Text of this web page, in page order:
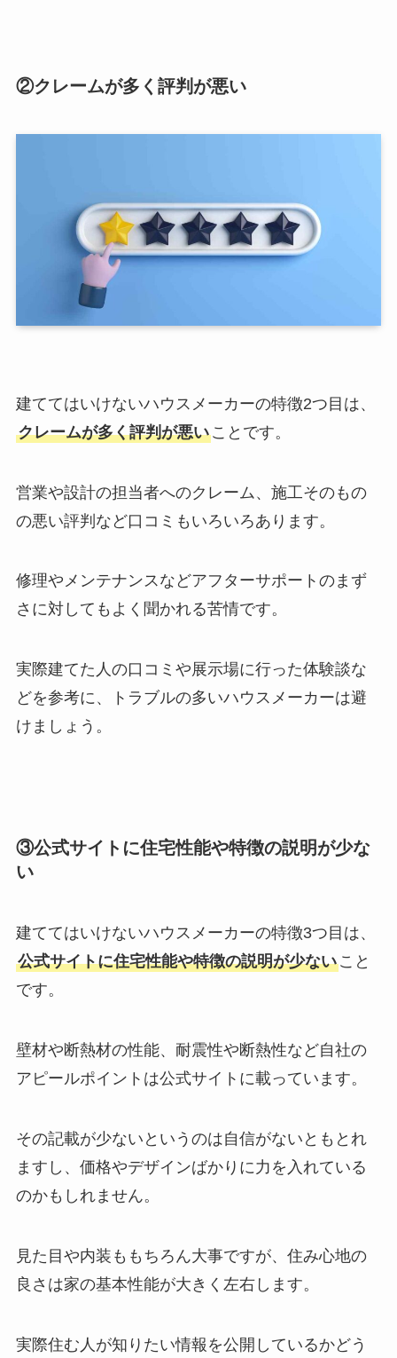
②クレームが多く評判が悪い
建ててはいけないハウスメーカーの特徴2つ目は、
クレームが多く評判が悪いことです。
営業や設計の担当者へのクレーム、施工そのもの
の悪い評判など口コミもいろいろあります。
修理やメンテナンスなどアフターサポートのまず
さに対してもよく聞かれる苦情です。
実際建てた人の口コミや展示場に行った体験談な
どを参考に、トラブルの多いハウスメーカーは避
けましょう。
③公式サイトに住宅性能や特徴の説明が少な
い
建ててはいけないハウスメーカーの特徴3つ目は、
公式サイトに住宅性能や特徴の説明が少ないこと
です。
壁材や断熱材の性能、耐震性や断熱性など自社の
アピールポイントは公式サイトに載っています。
その記載が少ないというのは自信がないともとれ
ますし、価格やデザインばかりに力を入れている
のかもしれません。
見た目や内装ももちろん大事ですが、住み心地の
良さは家の基本性能が大きく左右します。
実際住む人が知りたい情報を公開しているかどう